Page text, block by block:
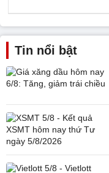
Tin nổi bật